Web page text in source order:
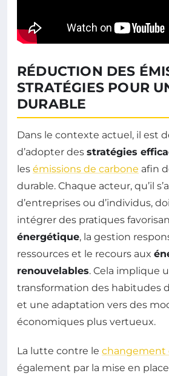
RÉDUCTION DES
STRATÉGIES POUR
DURABLE
Dans le contexte actuel, il est
d’adopter des stratégies
les émissions de carbone afin
durable. Chaque acteur, qu’il
d’entreprises ou d’individus,
intégrer des pratiques
énergétique, la gestion
ressources et le recours aux
renouvelables. Cela implique
transformation des habitudes
et une adaptation vers des
économiques plus vertueux.
La lutte contre le changement
également par la mise en